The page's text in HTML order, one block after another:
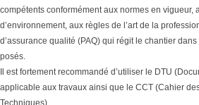
compétents conformément aux normes en vigueur,
d’environnement, aux règles de l’art de la
d’assurance qualité (PAQ) qui régit le chantier
posés.
Il est fortement recommandé d’utiliser le DTU
applicable aux travaux ainsi que le CCT (Cahier
Techniques).